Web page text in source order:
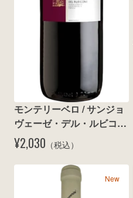
モンテリーベロ / サンジョ
ヴェーゼ・デル・ルビコー
ネ 1500ml 2025
¥2,030 （税込）
New